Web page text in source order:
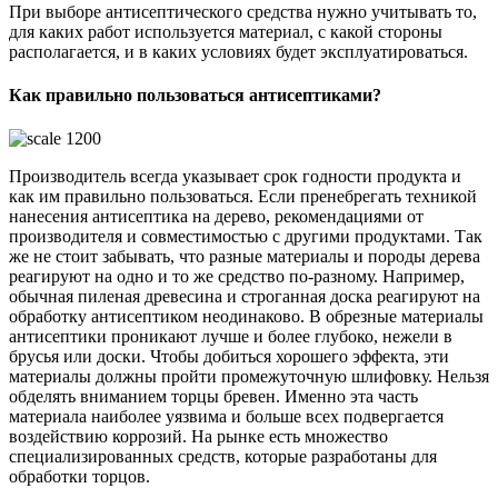
При выборе антисептического средства нужно учитывать то,
для каких работ используется материал, с какой стороны
располагается, и в каких условиях будет эксплуатироваться.
Как правильно пользоваться антисептиками?
Производитель всегда указывает срок годности продукта и
как им правильно пользоваться. Если пренебрегать техникой
нанесения антисептика на дерево, рекомендациями от
производителя и совместимостью с другими продуктами. Так
же не стоит забывать, что разные материалы и породы дерева
реагируют на одно и то же средство по-разному. Например,
обычная пиленая древесина и строганная доска реагируют на
обработку антисептиком неодинаково. В обрезные материалы
антисептики проникают лучше и более глубоко, нежели в
брусья или доски. Чтобы добиться хорошего эффекта, эти
материалы должны пройти промежуточную шлифовку. Нельзя
обделять вниманием торцы бревен. Именно эта часть
материала наиболее уязвима и больше всех подвергается
воздействию коррозий. На рынке есть множество
специализированных средств, которые разработаны для
обработки торцов.